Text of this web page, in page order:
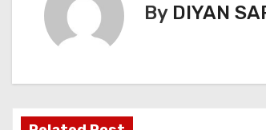
By DIYAN